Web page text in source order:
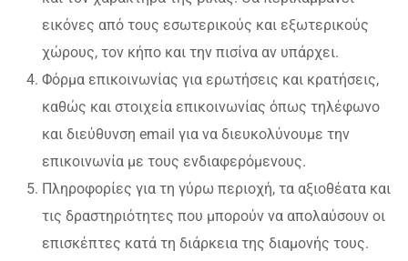
εικόνες από τους εσωτερικούς και εξωτερικούς
χώρους, τον κήπο και την πισίνα αν υπάρχει.
Φόρμα επικοινωνίας για ερωτήσεις και κρατήσεις,
καθώς και στοιχεία επικοινωνίας όπως τηλέφωνο
και διεύθυνση email για να διευκολύνουμε την
επικοινωνία με τους ενδιαφερόμενους.
Πληροφορίες για τη γύρω περιοχή, τα αξιοθέατα και
τις δραστηριότητες που μπορούν να απολαύσουν οι
επισκέπτες κατά τη διάρκεια της διαμονής τους.